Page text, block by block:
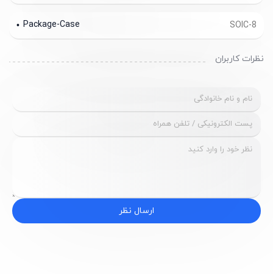
SOIC-8
Package-Case
نظرات کاربران
ارسال نظر